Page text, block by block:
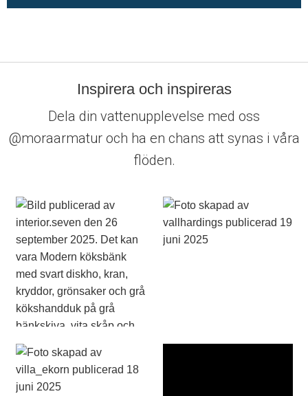
Inspirera och inspireras
Dela din vattenupplevelse med oss
@moraarmatur och ha en chans att synas i våra
flöden.